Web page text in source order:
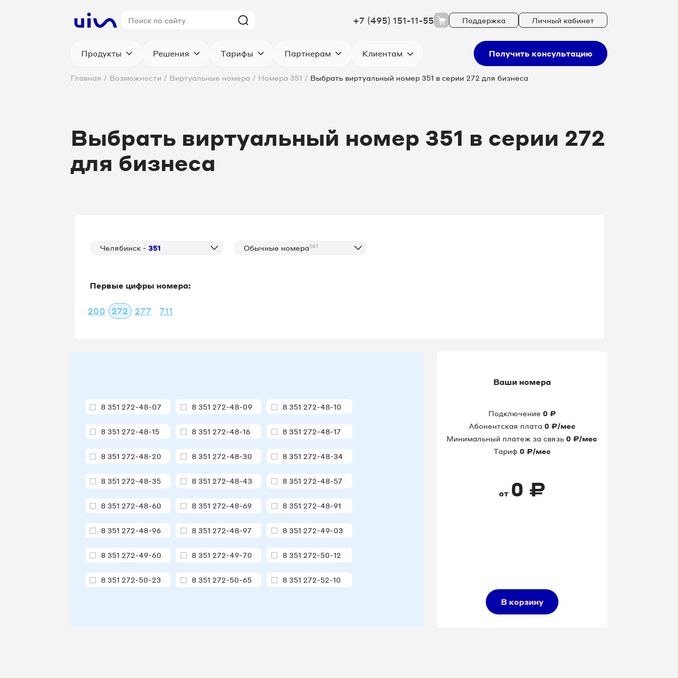
+7 (495) 151-11-55 Поддержка Личный кабинет
Продукты Решения Тарифы Партнерам Клиентам Получить консультацию
Главная / Возможности / Виртуальные номера / Номера 351 / Выбрать виртуальный номер 351 в серии 272 для бизнеса
Выбрать виртуальный номер 351 в серии 272
для бизнеса
Челябинск - 351 Обычные номера141
Первые цифры номера:
200 272 277 711
8 351 272-48-07 8 351 272-48-09 8 351 272-48-10
8 351 272-48-15 8 351 272-48-16 8 351 272-48-17
8 351 272-48-20 8 351 272-48-30 8 351 272-48-34
8 351 272-48-35 8 351 272-48-43 8 351 272-48-57
8 351 272-48-60 8 351 272-48-69 8 351 272-48-91
8 351 272-48-96 8 351 272-48-97 8 351 272-49-03
8 351 272-49-60 8 351 272-49-70 8 351 272-50-12
8 351 272-50-23 8 351 272-50-65 8 351 272-52-10
Ваши номера
Подключение 0 ₽
Абонентская плата 0 ₽/мес
Минимальный платеж за связь 0 ₽/мес
Тариф 0 ₽/мес
от 0 ₽
В корзину